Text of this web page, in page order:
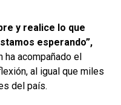
y realice lo que
esperando”,
ha acompañado el
al igual que miles
del país.